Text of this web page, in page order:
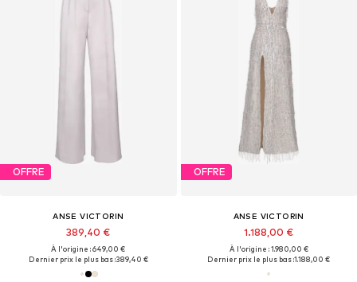
OFFRE
ANSE VICTORIN
389,40 €
À l'origine : 649,00 €
Dernier prix le plus bas :389,40 €
OFFRE
ANSE VICTORIN
1.188,00 €
À l'origine : 1.980,00 €
Dernier prix le plus bas :1.188,00 €